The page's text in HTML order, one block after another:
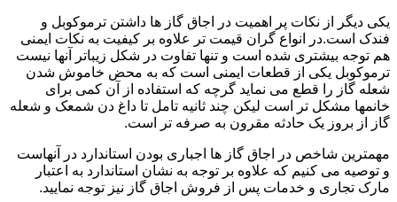
یکی دیگر از نکات پر اهمیت در اجاق گاز ها داشتن ترموکوبل و
فندک است.در انواع گران قیمت تر علاوه بر کیفیت به نکات ایمنی
هم توجه بیشتری شده است و تنها تفاوت در شکل زیباتر آنها نیست
ترموکوبل یکی از قطعات ایمنی است که به محض خاموش شدن
شعله گاز را قطع می نماید گرچه که استفاده از آن کمی برای
خانمها مشکل تر است لیکن چند ثانیه تامل تا داغ دن شمعک و شعله
گاز از بروز یک حادثه مقرون به صرفه تر است.
مهمترین شاخص در اجاق گاز ها اجباری بودن استاندارد در آنهاست
و توصیه می کنیم که علاوه بر توجه به نشان استاندارد به اعتبار
مارک تجاری و خدمات پس از فروش اجاق گاز نیز توجه نمایید.